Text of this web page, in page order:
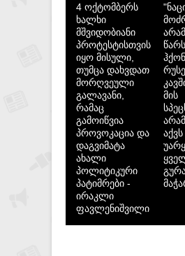
4 ოქტომბერს
ხალხი
მშვიდობიანი
პროტესტისთვის
იყო მისული,
თუმცა დახვდათ
მორღვეული
გალავანი,
რამაც
გამოიწვია
პროვოკაცია და
დაგვიმატა
ახალი
პოლიტიკური
პატიმრები -
ირაკლი
ფავლენიშვილი
მის